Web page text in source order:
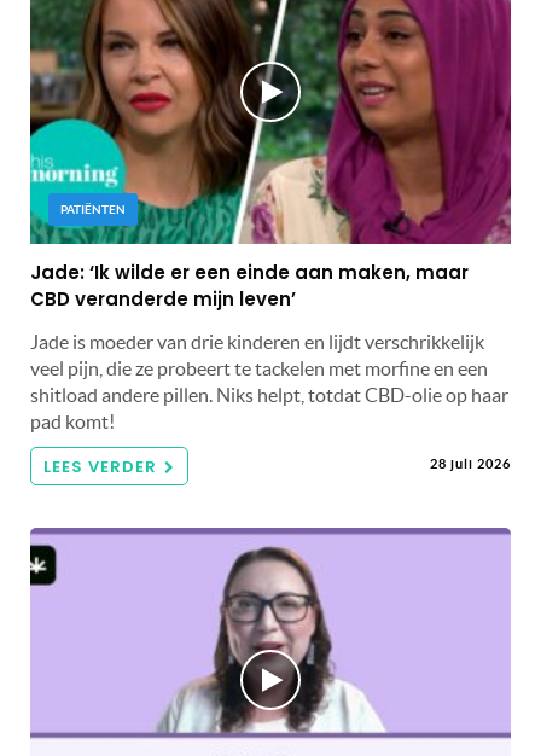
PATIËNTEN
Jade: ‘Ik wilde er een einde aan maken, maar
CBD veranderde mijn leven’
Jade is moeder van drie kinderen en lijdt verschrikkelijk
veel pijn, die ze probeert te tackelen met morfine en een
shitload andere pillen. Niks helpt, totdat CBD-olie op haar
pad komt!
LEES VERDER 28 juli 2026